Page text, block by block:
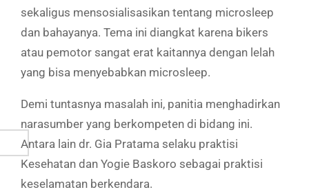
sekaligus mensosialisasikan tentang microsleep
dan bahayanya. Tema ini diangkat karena bikers
atau pemotor sangat erat kaitannya dengan lelah
yang bisa menyebabkan microsleep.
Demi tuntasnya masalah ini, panitia menghadirkan
narasumber yang berkompeten di bidang ini.
Antara lain dr. Gia Pratama selaku praktisi
Kesehatan dan Yogie Baskoro sebagai praktisi
keselamatan berkendara.